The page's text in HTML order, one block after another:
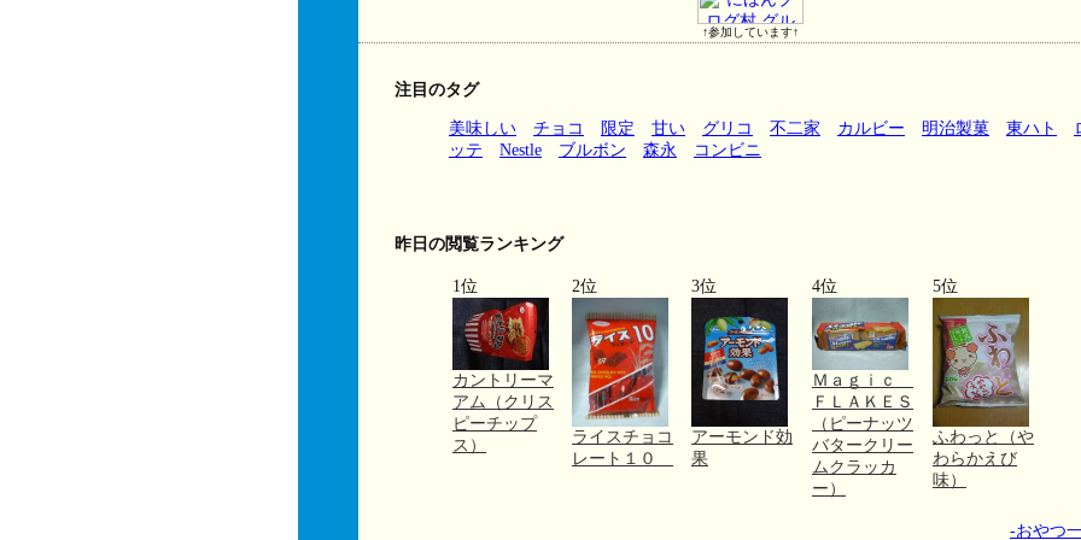
↑参加しています↑
注目のタグ
美味しい チョコ 限定 甘い グリコ 不二家 カルビー 明治製菓 東ハト
ッテ
Nestle ブルボン 森永 コンビニ
昨日の閲覧ランキング
1位
カントリーマ
アム（クリス
ピーチップ
ス）
2位
ライスチョコ
レート１０
3位
アーモンド効
果
4位
Ｍａｇｉｃ
ＦＬＡＫＥＳ
（ピーナッツ
バタークリー
ムクラッカ
ー）
5位
ふわっと（や
わらかえび
味）
-おやつ